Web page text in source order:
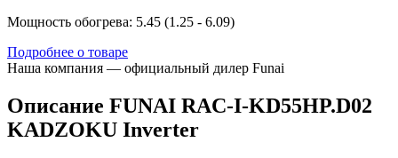
Мощность обогрева: 5.45 (1.25 - 6.09)
Подробнее о товаре
Наша компания — официальный дилер Funai
Описание FUNAI RAC-I-KD55HP.D02
KADZOKU Inverter